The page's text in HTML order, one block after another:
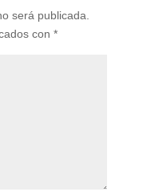
será publicada.
con *